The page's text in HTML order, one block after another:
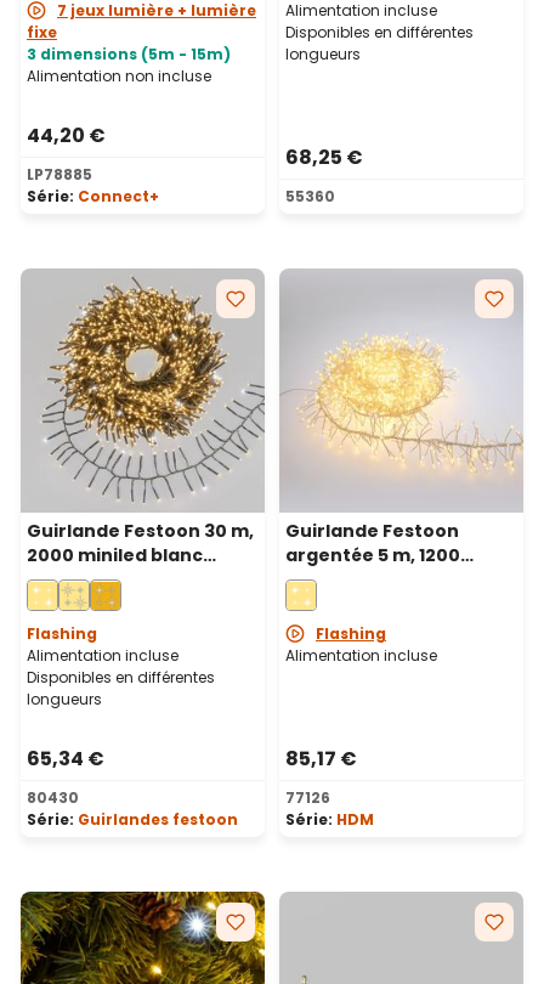
7 jeux lumière + lumière
fixe
3 dimensions (5m - 15m)
Alimentation non incluse
44,20 €
LP78885
Série: Connect+
Alimentation incluse
Disponibles en différentes
longueurs
68,25 €
55360
Guirlande Festoon 30 m,
2000 miniled blanc
chaud et blanc froid,
câble vert
Flashing
Alimentation incluse
Disponibles en différentes
longueurs
65,34 €
80430
Série: Guirlandes festoon
Guirlande Festoon
argentée 5 m, 1200
microled blanc chaud et
blanc froid, haute
densité
Flashing
Alimentation incluse
85,17 €
77126
Série: HDM